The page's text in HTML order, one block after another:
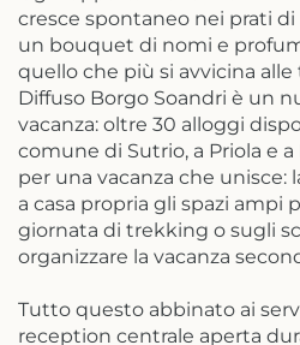
cresce spontaneo nei prati
un bouquet di nomi e
quello che più si avvicina alle
Diffuso Borgo Soandri è un
vacanza: oltre 30 alloggi
comune di Sutrio, a Priola e a
per una vacanza che unisce:
a casa propria gli spazi ampi
giornata di trekking o sugli
organizzare la vacanza
Tutto questo abbinato ai
reception centrale aperta